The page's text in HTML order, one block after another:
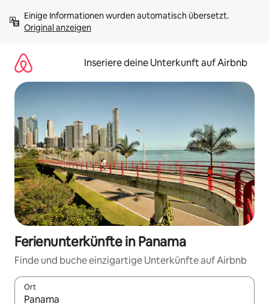
Inhalten
springenOriginal anzeigen
Inseriere deine Unterkunft auf Airbnb
Ferienunterkünfte in Panama
Finde und buche einzigartige Unterkünfte auf Airbnb
Ort
Wenn Ergebnisse verfügbar sind, navigiere mit den